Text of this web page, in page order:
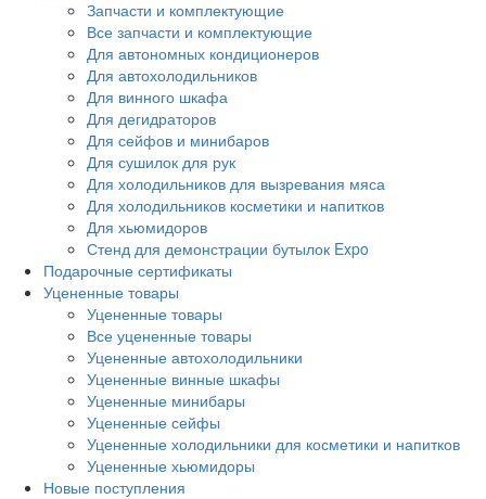
Запчасти и комплектующие
Все запчасти и комплектующие
Для автономных кондиционеров
Для автохолодильников
Для винного шкафа
Для дегидраторов
Для сейфов и минибаров
Для сушилок для рук
Для холодильников для вызревания мяса
Для холодильников косметики и напитков
Для хьюмидоров
Стенд для демонстрации бутылок Expo
Подарочные сертификаты
Уцененные товары
Уцененные товары
Все уцененные товары
Уцененные автохолодильники
Уцененные винные шкафы
Уцененные минибары
Уцененные сейфы
Уцененные холодильники для косметики и напитков
Уцененные хьюмидоры
Новые поступления